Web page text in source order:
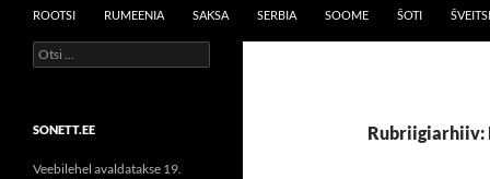
ROOTSI RUMEENIA SAKSA SERBIA SOOME ŠOTI ŠVEITSI
Rubriigiarhiiv:
Otsi:
SONETT.EE
Veebilehel avaldatakse 19.